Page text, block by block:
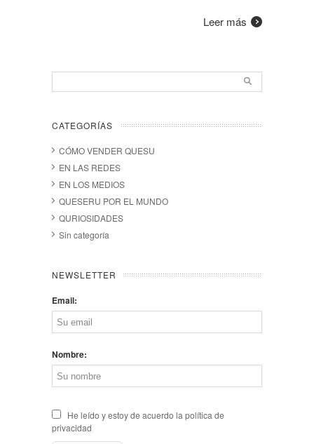
Leer más
CATEGORÍAS
CÓMO VENDER QUESU
EN LAS REDES
EN LOS MEDIOS
QUESERU POR EL MUNDO
QURIOSIDADES
Sin categoría
NEWSLETTER
Email:
Nombre:
He leído y estoy de acuerdo la política de
privacidad